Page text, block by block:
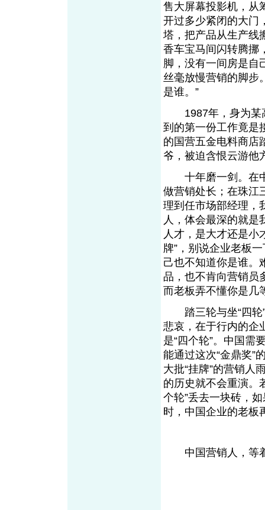
售大屏幕投影机，从
开过多少紧闭的大门
塔，把产品从生产线
香车宝马间闪转腾挪
脚，没有一间房是自
丝毫放慢营销的脚步
是谁。”
1987年，身为某高
到的第一份工作竟
的国营五金电料商店
爷，被迫含恨云游他
十年磨一剑。在中
做营销处长；在珠江
理到任市场部经理，
人，体会最深的就是
人才，是大才还是小
牌”，别说企业老板
己也不知道你是谁。
品，也不肯向营销员
而老板弄不懂你是几
踏三轮与坐“四轮”
悲哀，在于行内的企
是“四个轮”。中国需
能通过这次“金鼎奖”
大批“挂牌”的营销人
的历史就不会重演。
个轮”丢去一块砖，
时，中国企业的老板
中国营销人，等